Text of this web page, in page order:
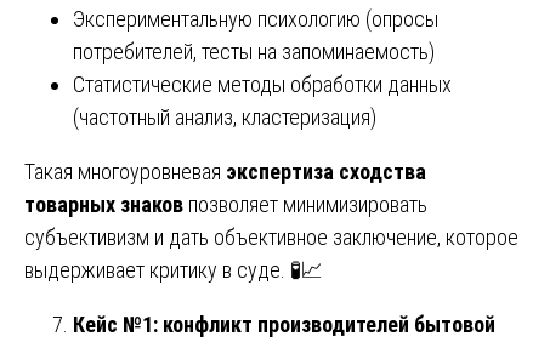
Экспериментальную психологию (опросы
потребителей, тесты на запоминаемость)
Статистические методы обработки данных
(частотный анализ, кластеризация)
Такая многоуровневая экспертиза сходства
товарных знаков позволяет минимизировать
субъективизм и дать объективное заключение, которое
выдерживает критику в суде. 🧪📈
Кейс №1: конфликт производителей бытовой